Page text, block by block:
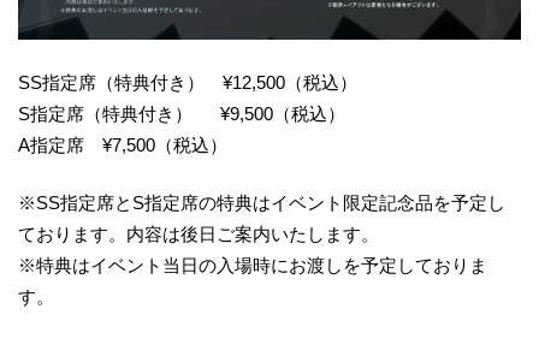
SS指定席（特典付き） ¥12,500（税込）
S指定席（特典付き） ¥9,500（税込）
A指定席 ¥7,500（税込）
※SS指定席とS指定席の特典はイベント限定記念品を予定し
ております。内容は後日ご案内いたします。
※特典はイベント当日の入場時にお渡しを予定しておりま
す。